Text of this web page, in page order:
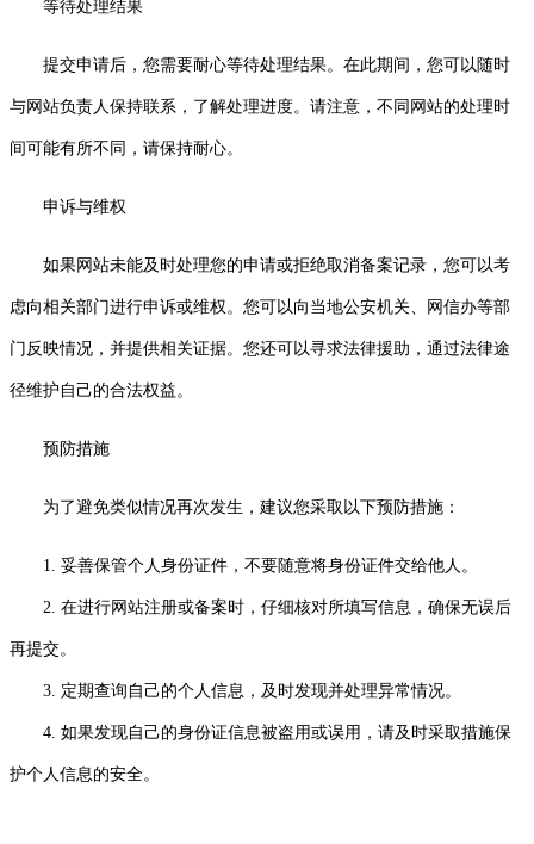
等待处理结果
提交申请后，您需要耐心等待处理结果。在此期间，您可以随时
与网站负责人保持联系，了解处理进度。请注意，不同网站的处理时
间可能有所不同，请保持耐心。
申诉与维权
如果网站未能及时处理您的申请或拒绝取消备案记录，您可以考
虑向相关部门进行申诉或维权。您可以向当地公安机关、网信办等部
门反映情况，并提供相关证据。您还可以寻求法律援助，通过法律途
径维护自己的合法权益。
预防措施
为了避免类似情况再次发生，建议您采取以下预防措施：
1. 妥善保管个人身份证件，不要随意将身份证件交给他人。
2. 在进行网站注册或备案时，仔细核对所填写信息，确保无误后
再提交。
3. 定期查询自己的个人信息，及时发现并处理异常情况。
4. 如果发现自己的身份证信息被盗用或误用，请及时采取措施保
护个人信息的安全。